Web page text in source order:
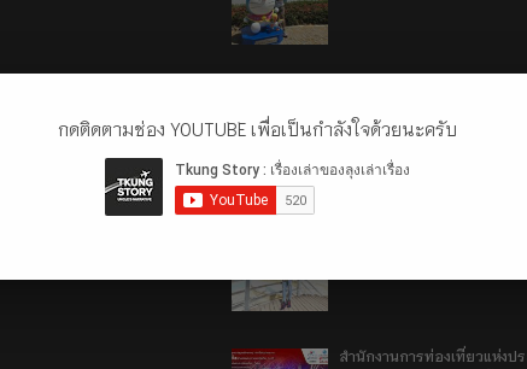
สำนักงานการท่องเที่ยวแห่งป
กดติดตามช่อง YOUTUBE เพื่อเป็นกำลังใจด้วยนะครับ